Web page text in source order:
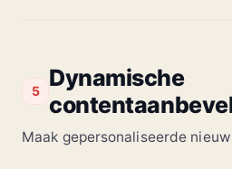
5
Dynamische
Maak gepersonaliseerde